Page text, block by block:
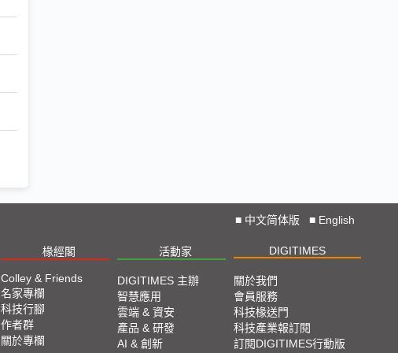
■ 中文简体版 ■ English
椽經閣 活動家 DIGITIMES
Colley & Friends
名家專欄
科技行腳
作者群
關於專欄
DIGITIMES 主辦
智慧應用
雲端 & 資安
產品 & 研發
AI & 創新
關於我們
會員服務
科技椽送門
科技產業報訂閱
訂閱DIGITIMES行動版